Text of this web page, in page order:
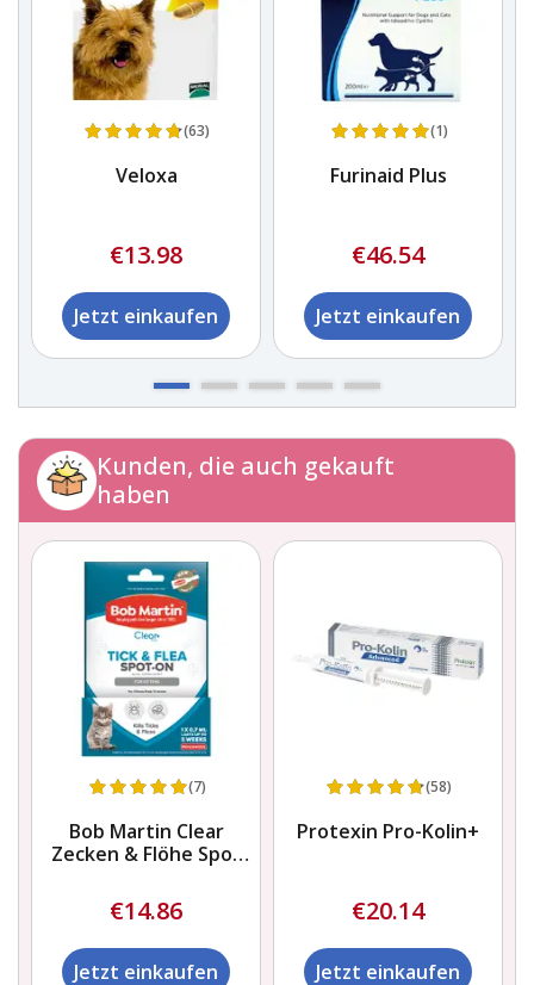
(63)
Veloxa
€13.98
Jetzt einkaufen
(1)
Furinaid Plus
€46.54
Jetzt einkaufen
Kunden, die auch gekauft
haben
(7)
Bob Martin Clear
Zecken & Flöhe Spot
€14.86
Jetzt einkaufen
(58)
Protexin Pro-Kolin+
€20.14
Jetzt einkaufen